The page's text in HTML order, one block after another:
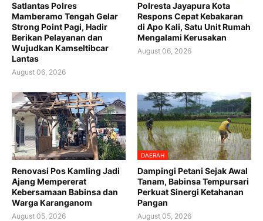
Satlantas Polres
Mamberamo Tengah Gelar
Strong Point Pagi, Hadir
Berikan Pelayanan dan
Wujudkan Kamseltibcar
Lantas
August 06, 2026
Polresta Jayapura Kota
Respons Cepat Kebakaran
di Apo Kali, Satu Unit Rumah
Mengalami Kerusakan
August 06, 2026
Renovasi Pos Kamling Jadi
Ajang Mempererat
Kebersamaan Babinsa dan
Warga Karanganom
August 05, 2026
DAERAH
Dampingi Petani Sejak Awal
Tanam, Babinsa Tempursari
Perkuat Sinergi Ketahanan
Pangan
August 05, 2026